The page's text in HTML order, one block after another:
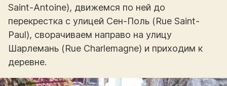
Saint-Antoine), движемся по ней до
перекрестка с улицей Сен-Поль (Rue Saint-
Paul), сворачиваем направо на улицу
Шарлемань (Rue Charlemagne) и приходим к
деревне.